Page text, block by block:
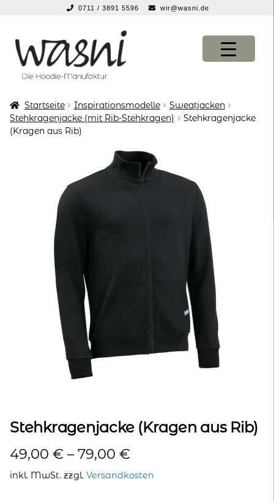
0711 / 3891 5596 wir@wasni.de
Navigation
springen
Inhalt
springen
KONFIGURATOR
KONFIGURATOR
Startseite Inspirationsmodelle
Sweatjacken
Stehkragenjacke (mit Rib-Stehkragen)
Stehkragenjacke
(Kragen aus Rib)
Stehkragenjacke (Kragen aus Rib)
49,00 € –79,00 €
inkl. MwSt. zzgl. Versandkosten